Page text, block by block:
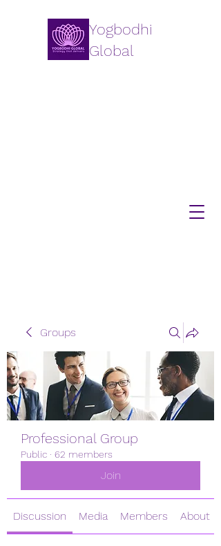
Yogbodhi
Global
Groups
Professional Group
Public · 62 members
Join
Discussion Media Members About